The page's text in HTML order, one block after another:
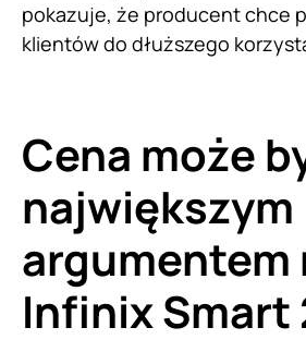
pokazuje, że producent chce
klientów do dłuższego
Cena może
największym
argumentem
Infinix Smart